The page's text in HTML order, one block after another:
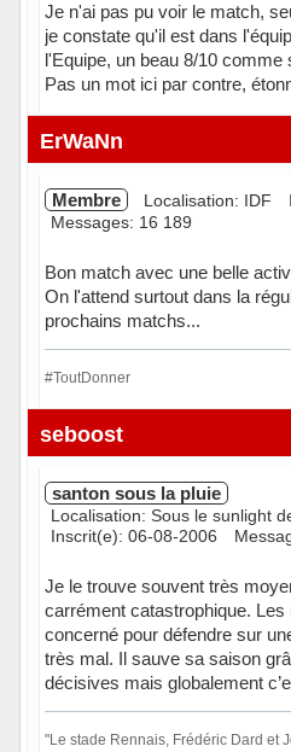
Je n'ai pas pu voir le match,
je constate qu'il est dans
l'Equipe, un beau 8/10 comme
Pas un mot ici par contre,
Hors ligne
ErWaNn
Membre Localisation: IDF
Messages: 16 189
Bon match avec une belle
On l'attend surtout dans la
prochains matchs...
#ToutDonner
Hors ligne
seboost
santon sous la pluie
Localisation: Sous le sunlight
Inscrit(e): 06-08-2006
Je le trouve souvent très
carrément catastrophique. Les
concerné pour défendre sur
très mal. Il sauve sa saison
décisives mais globalement
"Le stade Rennais, Frédéric Dard et